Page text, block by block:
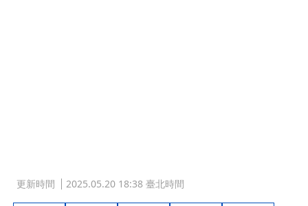
更新時間 2025.05.20 18:38 臺北時間